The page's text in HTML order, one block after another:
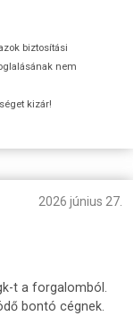
biztosítási
nem
kizár!
2026 június 27.
t a forgalomból.
bontó cégnek.